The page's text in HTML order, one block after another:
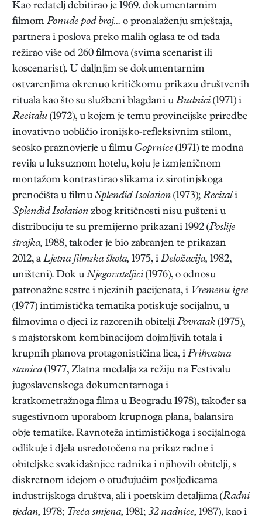
Kao redatelj debitirao je 1969. dokumentarnim
filmom Ponude pod broj… o pronalaženju smještaja,
partnera i poslova preko malih oglasa te od tada
režirao više od 260 filmova (svima scenarist ili
koscenarist). U daljnjim se dokumentarnim
ostvarenjima okrenuo kritičkomu prikazu društvenih
rituala kao što su službeni blagdani u Budnici (1971) i
Recitalu (1972), u kojem je temu provincijske priredbe
inovativno uobličio ironijsko-refleksivnim stilom,
seosko praznovjerje u filmu Coprnice (1971) te modna
revija u luksuznom hotelu, koju je izmjeničnom
montažom kontrastirao slikama iz sirotinjskoga
prenoćišta u filmu Splendid Isolation (1973); Recitali
Splendid Isolation zbog kritičnosti nisu pušteni u
distribuciju te su premijerno prikazani 1992 (Poslije
štrajka, 1988, također je bio zabranjen te prikazan
2012, a Ljetna filmska škola, 1975, i Deložacija, 1982,
uništeni). Dok u Njegovateljici (1976), o odnosu
patronažne sestre i njezinih pacijenata, i Vremenu igre
(1977) intimistička tematika potiskuje socijalnu, u
filmovima o djeci iz razorenih obitelji Povratak (1975),
s majstorskom kombinacijom dojmljivih totala i
krupnih planova protagonističina lica, i Prihvatna
stanica(1977, Zlatna medalja za režiju na Festivalu
jugoslavenskoga dokumentarnoga i
kratkometražnoga filma u Beogradu 1978), također sa
sugestivnom uporabom krupnoga plana, balansira
obje tematike. Ravnoteža intimističkoga i socijalnoga
odlikuje i djela usredotočena na prikaz radne i
obiteljske svakidašnjice radnika i njihovih obitelji, s
diskretnom idejom o otuđujućim posljedicama
industrijskoga društva, ali i poetskim detaljima (Radni
tjedan, 1978; Treća smjena, 1981; 32 nadnice, 1987), kao i